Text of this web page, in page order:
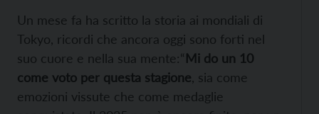
Un mese fa ha scritto la storia ai mondiali di
Tokyo, ricordi che ancora oggi sono forti nel
suo cuore e nella sua mente:“Mi do un 10
come voto per questa stagione , sia come
emozioni vissute che come medaglie